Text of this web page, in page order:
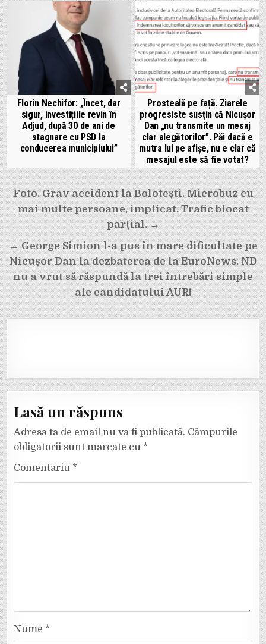
Florin Nechifor: „Încet, dar
sigur, investițiile revin în
Adjud, după 30 de ani de
stagnare cu PSD la
conducerea municipiului”
Prosteală pe față. Ziarele
progresiste susțin că Nicușor
Dan „nu transmite un mesaj
clar alegătorilor”. Păi dacă e
mutra lui pe afișe, nu e clar că
mesajul este să fie votat?
Navigare
în
articole
Foto. Grav accident la Bolotești. Microbuz cu
mai multe persoane, implicat. Trafic blocat
parțial. →
← George Simion l-a pus în mare dificultate pe
Nicușor Dan la dezbaterea de la EuroNews. ND
nu a vrut să răspundă la trei întrebări simple
ale candidatului AUR!
Lasă un răspuns
Adresa ta de email nu va fi publicată. Câmpurile
obligatorii sunt marcate cu *
Comentariu *
Nume *